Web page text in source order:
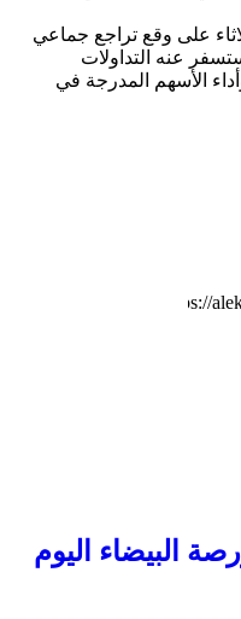
على وقع تراجع جماعي
عنه التداولات
الأسهم المدرجة في
البيضاء اليوم